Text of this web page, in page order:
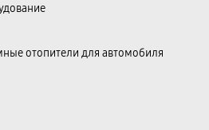
отопители для автомобиля